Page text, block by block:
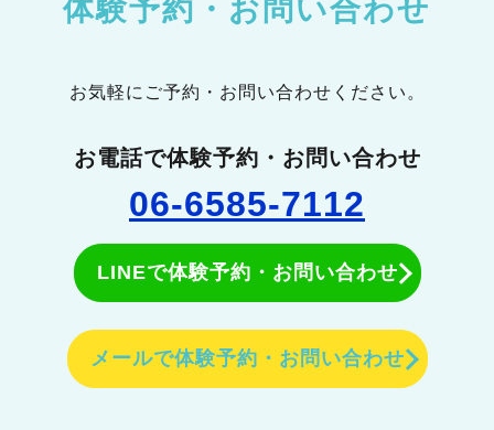
体験予約・お問い合わせ
お気軽にご予約・お問い合わせください。
お電話で体験予約・お問い合わせ
06-6585-7112
LINEで体験予約・お問い合わせ
メールで体験予約・お問い合わせ